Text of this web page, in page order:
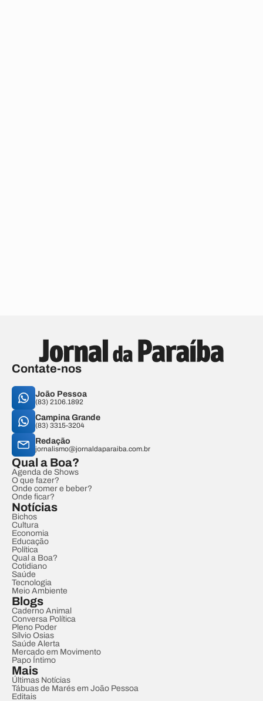
Contate-nos
João Pessoa
(83) 2106.1892
Campina Grande
(83) 3315-3204
Redação
jornalismo@jornaldaparaiba.com.br
Qual a Boa?
Agenda de Shows
O que fazer?
Onde comer e beber?
Onde ficar?
Notícias
Bichos
Cultura
Economia
Educação
Política
Qual a Boa?
Cotidiano
Saúde
Tecnologia
Meio Ambiente
Blogs
Caderno Animal
Conversa Política
Pleno Poder
Sílvio Osias
Saúde Alerta
Mercado em Movimento
Papo Íntimo
Mais
Últimas Notícias
Tábuas de Marés em João Pessoa
Editais